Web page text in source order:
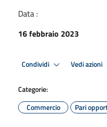
Data :
16 febbraio 2023
Condividi Vedi azioni
Categorie:
Commercio
Pari